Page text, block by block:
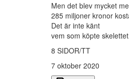
Men det blev mycket
285 miljoner kronor
Det är inte känt
vem som köpte
8 SIDOR/TT
7 oktober 2020